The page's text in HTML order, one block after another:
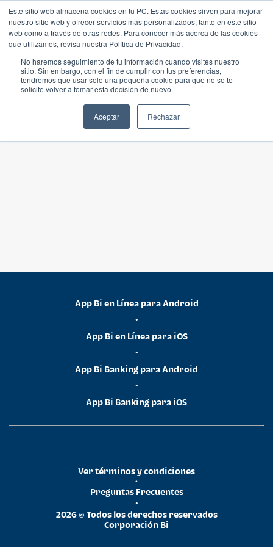
Este sitio web almacena cookies en tu PC. Estas cookies sirven para mejorar
nuestro sitio web y ofrecer servicios más personalizados, tanto en este sitio
web como a través de otras redes. Para conocer más acerca de las cookies
que utilizamos, revisa nuestra Política de Privacidad.
No haremos seguimiento de tu información cuando visites nuestro
sitio. Sin embargo, con el fin de cumplir con tus preferencias,
tendremos que usar solo una pequeña cookie para que no se te
solicite volver a tomar esta decisión de nuevo.
Aceptar Rechazar
App Bi en Línea para Android
•
App Bi en Línea para iOS
•
App Bi Banking para Android
•
App Bi Banking para iOS
2026 © Todos los derechos reservados
Corporación Bi
•
Preguntas Frecuentes
•
Ver términos y condiciones